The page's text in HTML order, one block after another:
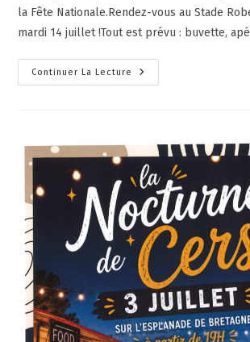
la Fête Nationale.Rendez-vous au Stade
mardi 14 juillet !Tout est prévu : buvette,
Continuer La Lecture